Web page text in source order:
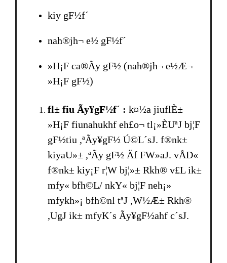
kiy gF½f´
nah®jh¬ e½ gF½f´
»H¡F ca®Ãy gF½ (nah®jh¬ e½Æ¬
»H¡F gF½)
fl± fiu Ãy¥gF½f´ : k¤½a jiuflÈ±
»H¡F fiunahukhf eh£o¬ tl¡»ÈUªJ bj¦F
gF½tiu ,ªÃy¥gF½ Ú©L´sJ. f®nk±
kiyaU»± ,ªÃy gF½ Äf FW»aJ. vÅD«
f®nk± kiy¡F r¦W bj¦»± Rkh® v£L ik±
mfy« bfh©L/ nkY« bj¦F neh¡»
mfykh»¡ bfh©nl tªJ ,W½Æ± Rkh®
,UgJ ik± mfyK´s Ãy¥gF½ahf c´sJ.